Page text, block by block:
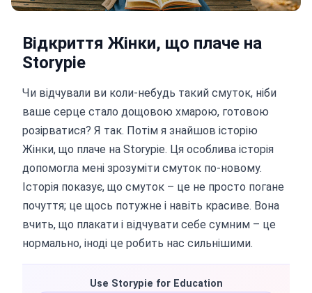
Відкриття Жінки, що плаче на
Storypie
Чи відчували ви коли-небудь такий смуток, ніби
ваше серце стало дощовою хмарою, готовою
розірватися? Я так. Потім я знайшов історію
Жінки, що плаче на Storypie. Ця особлива історія
допомогла мені зрозуміти смуток по-новому.
Історія показує, що смуток – це не просто погане
почуття; це щось потужне і навіть красиве. Вона
вчить, що плакати і відчувати себе сумним – це
нормально, іноді це робить нас сильнішими.
Use Storypie for Education